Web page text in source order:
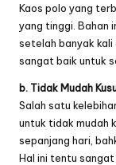
Kaos polo yang
yang tinggi. Bahan
setelah banyak kali
sangat baik untuk
b. Tidak Mudah
Salah satu
untuk tidak mudah
sepanjang hari,
Hal ini tentu